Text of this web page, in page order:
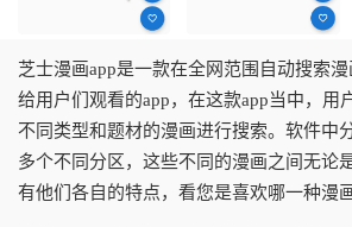
芝士漫画app是一款在全网范围自动搜索
给用户们观看的app，在这款app当中，用
不同类型和题材的漫画进行搜索。软件中
多个不同分区，这些不同的漫画之间无论
有他们各自的特点，看您是喜欢哪一种漫